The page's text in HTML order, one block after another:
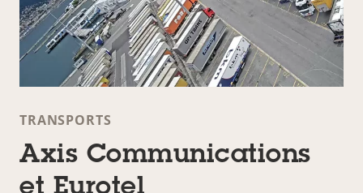
TRANSPORTS
Axis Communications